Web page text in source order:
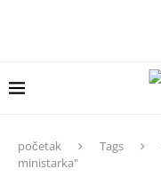
početak Tags
ministarka"